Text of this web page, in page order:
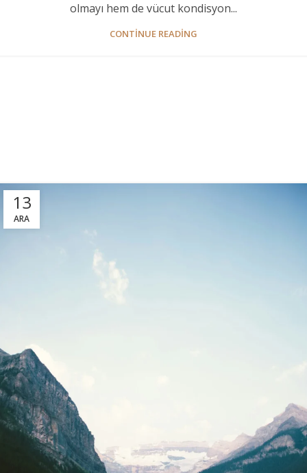
olmayı hem de vücut kondisyon...
CONTINUE READING
13
ARA